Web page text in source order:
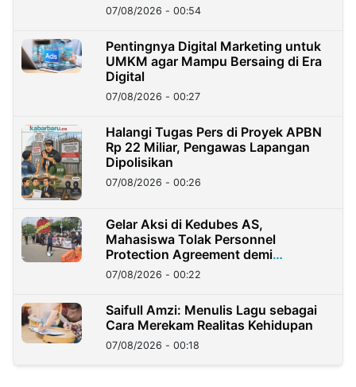
07/08/2026 - 00:54
Pentingnya Digital Marketing untuk
UMKM agar Mampu Bersaing di Era
Digital
07/08/2026 - 00:27
Halangi Tugas Pers di Proyek APBN
Rp 22 Miliar, Pengawas Lapangan
Dipolisikan
07/08/2026 - 00:26
Gelar Aksi di Kedubes AS,
Mahasiswa Tolak Personnel
Protection Agreement demi
Kedaulatan Negara
07/08/2026 - 00:22
Saifull Amzi: Menulis Lagu sebagai
Cara Merekam Realitas Kehidupan
07/08/2026 - 00:18